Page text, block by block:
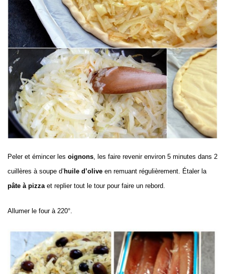
Peler et émincer les oignons, les faire revenir environ 5 minutes dans 2
cuillères à soupe d’ huile d’olive en remuant régulièrement. Étaler la
pâte à pizzaet replier tout le tour pour faire un rebord.
Allumer le four à 220°.